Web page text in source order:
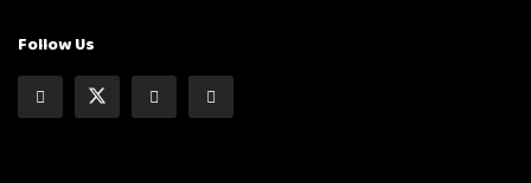
Follow Us